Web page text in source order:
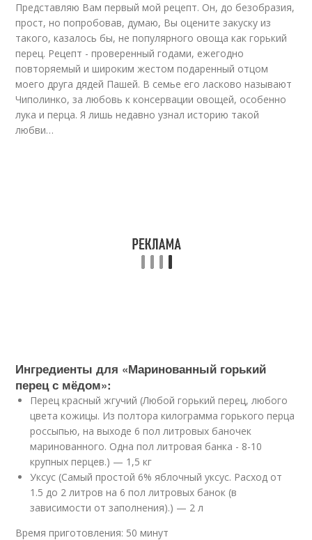
Представляю Вам первый мой рецепт. Он, до безобразия,
прост, но попробовав, думаю, Вы оцените закуску из
такого, казалось бы, не популярного овоща как горький
перец. Рецепт - проверенный годами, ежегодно
повторяемый и широким жестом подаренный отцом
моего друга дядей Пашей. В семье его ласково называют
Чиполинко, за любовь к консервации овощей, особенно
лука и перца. Я лишь недавно узнал историю такой
любви…
Ингредиенты для «Маринованный горький
перец с мёдом»:
Перец красный жгучий (Любой горький перец, любого
цвета кожицы. Из полтора килограмма горького перца
россыпью, на выходе 6 пол литровых баночек
маринованного. Одна пол литровая банка - 8-10
крупных перцев.) — 1,5 кг
Уксус (Самый простой 6% яблочный уксус. Расход от
1.5 до 2 литров на 6 пол литровых банок (в
зависимости от заполнения).) — 2 л
Время приготовления: 50 минут